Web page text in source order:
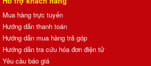
Mua hàng trực tuyến
Hướng dẫn thanh toán
Hướng dẫn mua hàng trả góp
Hướng dẫn tra cứu hóa đơn điện tử
Yêu cầu báo giá